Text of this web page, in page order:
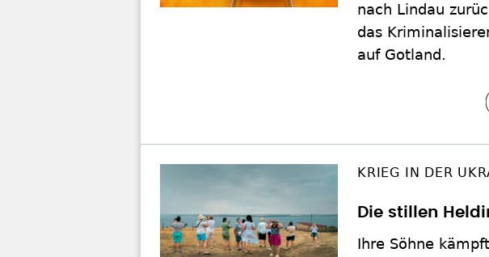
nach Lindau
das
auf Gotland.
KRIEG IN DER
Die stillen
Ihre Söhne